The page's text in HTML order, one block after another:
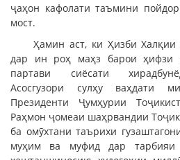
ҷаҳон кафолати таъмини
мост.
Ҳамин аст, ки Ҳизби Халқии
дар ин роҳ маҳз барои ҳифзи
партави сиёсати
Асосгузори сулҳу ваҳдати
Президенти Ҷумҳурии
Раҳмон ҷомеаи шаҳрвандии
ба омӯхтани таърихи
муҳим ва муфид дар тарбияи